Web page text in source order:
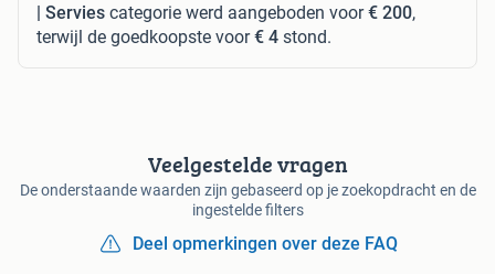
| Servies categorie werd aangeboden voor€ 200,
terwijl de goedkoopste voor€ 4 stond.
Veelgestelde vragen
De onderstaande waarden zijn gebaseerd op je zoekopdracht en de
ingestelde filters
Deel opmerkingen over deze FAQ